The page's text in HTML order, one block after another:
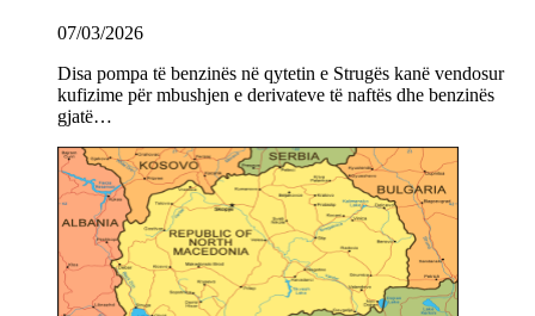
07/03/2026
Disa pompa të benzinës në qytetin e Strugës kanë vendosur
kufizime për mbushjen e derivateve të naftës dhe benzinës
gjatë…